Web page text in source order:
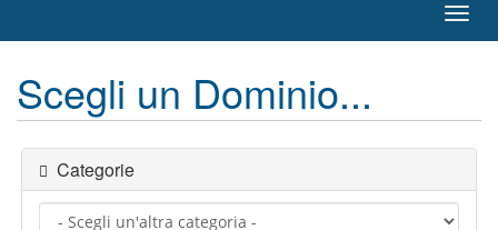
Scegli un Dominio...
Categorie